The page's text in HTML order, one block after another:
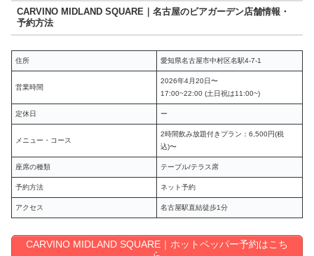
CARVINO MIDLAND SQUARE｜名古屋のビアガーデン店舗情報・
予約方法
住所 愛知県名古屋市中村区名駅4-7-1
営業時間
2026年4月20日〜
17:00~22:00 (土日祝は11:00~)
定休日 ー
メニュー・コース
2時間飲み放題付きプラン：6,500円(税
込)〜
座席の種類 テーブル/テラス席
予約方法 ネット予約
アクセス 名古屋駅直結徒歩1分
CARVINO MIDLAND SQUARE｜ホットペッパー予約はこち